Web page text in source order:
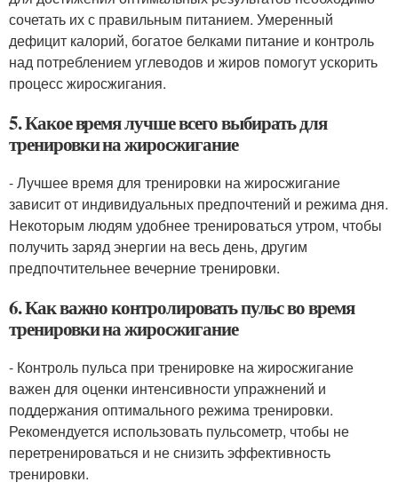
сочетать их с правильным питанием. Умеренный
дефицит калорий, богатое белками питание и контроль
над потреблением углеводов и жиров помогут ускорить
процесс жиросжигания.
5. Какое время лучше всего выбирать для
тренировки на жиросжигание
- Лучшее время для тренировки на жиросжигание
зависит от индивидуальных предпочтений и режима дня.
Некоторым людям удобнее тренироваться утром, чтобы
получить заряд энергии на весь день, другим
предпочтительнее вечерние тренировки.
6. Как важно контролировать пульс во время
тренировки на жиросжигание
- Контроль пульса при тренировке на жиросжигание
важен для оценки интенсивности упражнений и
поддержания оптимального режима тренировки.
Рекомендуется использовать пульсометр, чтобы не
перетренироваться и не снизить эффективность
тренировки.